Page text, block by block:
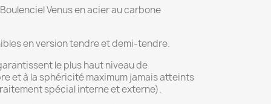
Venus en acier au carbone
en version tendre et demi-tendre.
le plus haut niveau de
et à la sphéricité maximum jamais atteints
spécial interne et externe).